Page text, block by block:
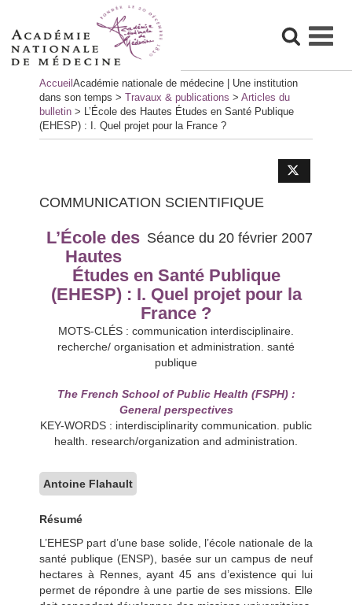
Accueil Académie nationale de médecine | Une institution
dans son temps > Travaux & publications > Articles du
bulletin > L’École des Hautes Études en Santé Publique
(EHESP) : I. Quel projet pour la France ?
COMMUNICATION SCIENTIFIQUE
Séance du 20 février 2007
L’École des
Hautes
Études en Santé Publique
(EHESP) : I. Quel projet pour la
France ?
MOTS-CLÉS : communication interdisciplinaire.
recherche/ organisation et administration. santé
publique
The French School of Public Health (FSPH) :
General perspectives
KEY-WORDS : interdisciplinarity communication. public
health. research/organization and administration.
Antoine Flahault
Résumé
L’EHESP part d’une base solide, l’école nationale de la
santé publique (ENSP), basée sur un campus de neuf
hectares à Rennes, ayant 45 ans d’existence qui lui
permet de répondre à une partie de ses missions. Elle